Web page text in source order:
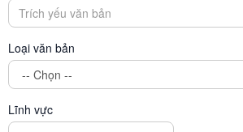
Loại văn bản
Lĩnh vực